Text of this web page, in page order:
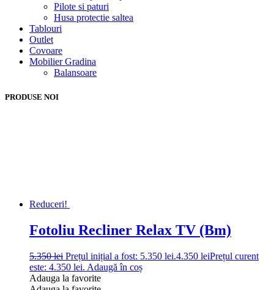
Pilote si paturi
Husa protectie saltea
Tablouri
Outlet
Covoare
Mobilier Gradina
Balansoare
PRODUSE NOI
Reduceri!
Fotoliu Recliner Relax TV (Bm)
5.350lei Prețul inițial a fost: 5.350 lei.4.350 leiPrețul curent
este: 4.350 lei. Adaugă în coș
Adauga la favorite